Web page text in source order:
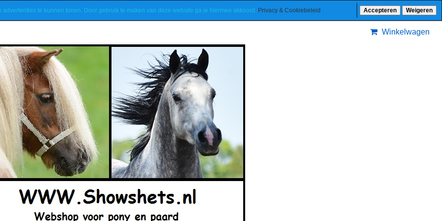
Nieuwsbrief Contact Algemene voorwaarden Klant account
Winkelwagen
te kunnen tonen. Door gebruik te maken van deze website ga je hiermee akkoord. Privacy & Cookiebeleid Accepteren Weigeren